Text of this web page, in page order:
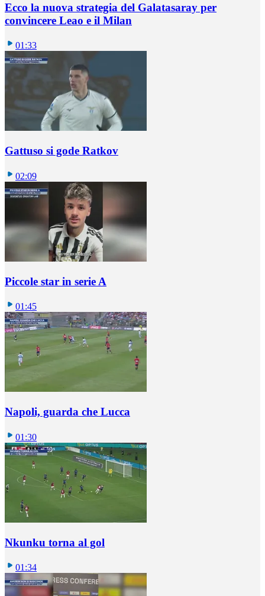
Ecco la nuova strategia del Galatasaray per
convincere Leao e il Milan
01:33
Gattuso si gode Ratkov
02:09
Piccole star in serie A
01:45
Napoli, guarda che Lucca
01:30
Nkunku torna al gol
01:34